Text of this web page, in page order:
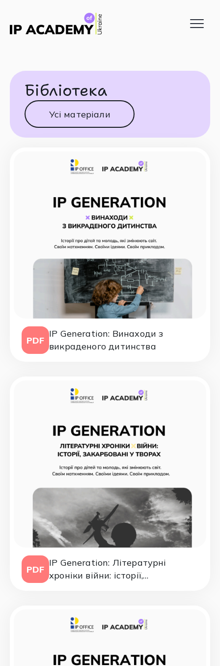
Бібліотека
Усі матеріали
PDF
IP Generation: Винаходи з
викраденого дитинства
PDF
IP Generation: Літературні
хроніки війни: історії,